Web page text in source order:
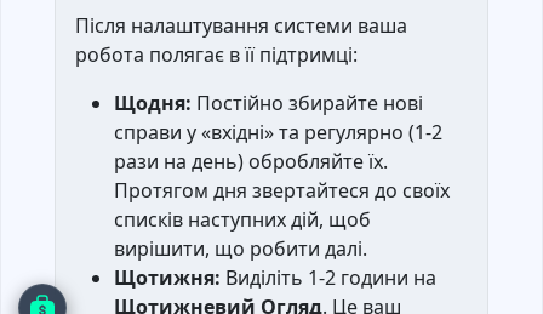
Після налаштування системи ваша
робота полягає в її підтримці:
Щодня: Постійно збирайте нові
справи у «вхідні» та регулярно (1-2
рази на день) обробляйте їх.
Протягом дня звертайтеся до своїх
списків наступних дій, щоб
вирішити, що робити далі.
Щотижня: Виділіть 1-2 години на
Щотижневий Огляд. Це ваш